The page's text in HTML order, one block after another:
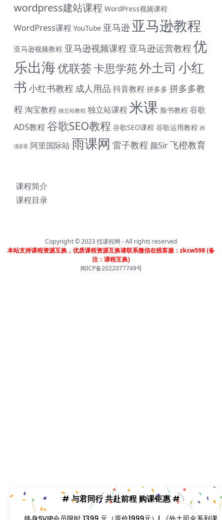
wordpress建站课程 WordPress视频课程
WordPress课程 YouTube 亚马逊 亚马逊教程
亚马逊视频教程 亚马逊视频课程 亚马逊运营教程 优
乐出海优联荟卡思学苑外土司 小红
书 小红书教程 成人用品 抖音教程 拼多多 拼多多教
程 淘宝教程 独立站教程 独立站课程米课 脸书教程 谷歌
ADS教程谷歌SEO教程 谷歌SEO课程 谷歌运用教程 跨
境B哥 阿里国际站雨课网 雷子教程 颜Sir飞橙教育
课程简介
课程目录
Copyright © 2023找课程网 - All rights reserved
本站支持课程资源互换，优质课程资源互换请联系微信在线客服：zkcw598 (备
注：课程互换)
闽ICP备2022077749号
# 与君同行 共赴前程 购课钜惠 #
终身SVIP会员限时 1399 元（原价1999元）| 《外土司全系
列课程》共计17套打包价599元（原价799直降200元|含近